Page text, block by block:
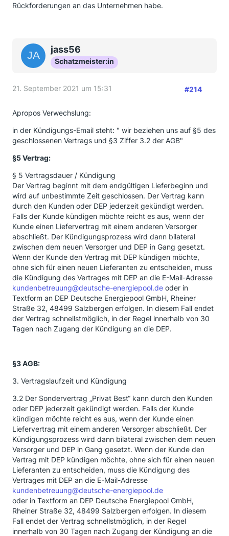
Sabine
Rückforderungen an das Unternehmen habe.
jass56
Schatzmeister:in
21. September 2021 um 15:31 #214
Apropos Verwechslung:
in der Kündigungs-Email steht: " wir beziehen uns auf §5 des
geschlossenen Vertrags und §3 Ziffer 3.2 der AGB"
§5 Vertrag:
§ 5 Vertragsdauer / Kündigung
Der Vertrag beginnt mit dem endgültigen Lieferbeginn und
wird auf unbestimmte Zeit geschlossen. Der Vertrag kann
durch den Kunden oder DEP jederzeit gekündigt werden.
Falls der Kunde kündigen möchte reicht es aus, wenn der
Kunde einen Liefervertrag mit einem anderen Versorger
abschließt. Der Kündigungsprozess wird dann bilateral
zwischen dem neuen Versorger und DEP in Gang gesetzt.
Wenn der Kunde den Vertrag mit DEP kündigen möchte,
ohne sich für einen neuen Lieferanten zu entscheiden, muss
die Kündigung des Vertrages mit DEP an die E-Mail-Adresse
kundenbetreuung@deutsche-energiepool.de oder in
Textform an DEP Deutsche Energiepool GmbH, Rheiner
Straße 32, 48499 Salzbergen erfolgen. In diesem Fall endet
der Vertrag schnellstmöglich, in der Regel innerhalb von 30
Tagen nach Zugang der Kündigung an die DEP.
§3 AGB:
3. Vertragslaufzeit und Kündigung
3.2 Der Sondervertrag „Privat Best“ kann durch den Kunden
oder DEP jederzeit gekündigt werden. Falls der Kunde
kündigen möchte reicht es aus, wenn der Kunde einen
Liefervertrag mit einem anderen Versorger abschließt. Der
Kündigungsprozess wird dann bilateral zwischen dem neuen
Versorger und DEP in Gang gesetzt. Wenn der Kunde den
Vertrag mit DEP kündigen möchte, ohne sich für einen neuen
Lieferanten zu entscheiden, muss die Kündigung des
Vertrages mit DEP an die E-Mail-Adresse
kundenbetreuung@deutsche-energiepool.de
oder in Textform an DEP Deutsche Energiepool GmbH,
Rheiner Straße 32, 48499 Salzbergen erfolgen. In diesem
Fall endet der Vertrag schnellstmöglich, in der Regel
innerhalb von 30 Tagen nach Zugang der Kündigung an die